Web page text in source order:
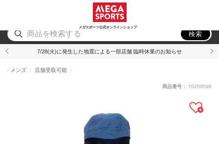
メガスポーツ公式オンラインショップ
アウトドア
検索
7/28(火)に発生した地震による一部店舗 臨時休業のお知らせ
メンズ 店舗受取可能
商品番号： 70209598